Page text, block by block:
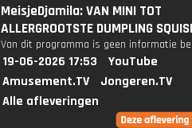
MeisjeDjamila: VAN MINI TOT
ALLERGROOTSTE DUMPLING
Van dit programma is geen informatie
19-06-2026 17:53
YouTube
Amusement.TV
Jongeren.TV
Alle afleveringen